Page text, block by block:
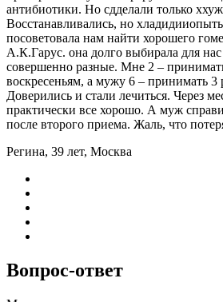
антибиотики. Но сдделали только
Восстанавливались, но
посоветовала нам найти хорошего
А.К.Гарус. она долго выбирала для
совершенно разные. Мне 2 –
воскресеньям, а мужу 6 – принимать 3
Доверились и стали лечиться. Через
практически все хорошо. А муж
после второго приема. Жаль, что
Регина, 39 лет, Москва
Вопрос-ответ